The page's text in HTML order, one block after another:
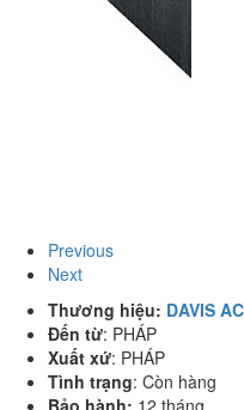
Previous
Next
Thương hiệu: DAVIS
Đến từ: PHÁP
Xuất xứ: PHÁP
Tình trạng: Còn hàng
Bảo hành: 12 tháng